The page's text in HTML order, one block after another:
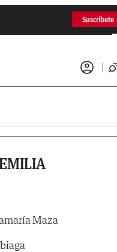
Suscríbete
Maza